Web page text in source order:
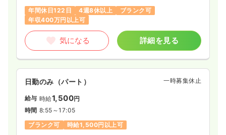
年間休日122日
4週8休以上
ブランク可
年収400万円以上可
気になる 詳細を見る
日勤のみ（パート） 一時募集休止
給与 時給1,500円
時間 8:55～17:05
ブランク可
時給1,500円以上可